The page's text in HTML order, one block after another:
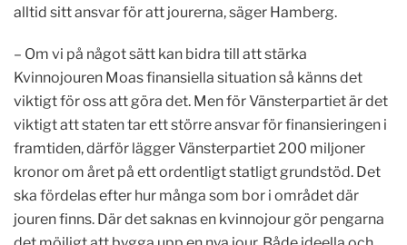
alltid sitt ansvar för att jourerna, säger Hamberg.
– Om vi på något sätt kan bidra till att stärka
Kvinnojouren Moas finansiella situation så känns det
viktigt för oss att göra det. Men för Vänsterpartiet är det
viktigt att staten tar ett större ansvar för finansieringen i
framtiden, därför lägger Vänsterpartiet 200 miljoner
kronor om året på ett ordentligt statligt grundstöd. Det
ska fördelas efter hur många som bor i området där
jouren finns. Där det saknas en kvinnojour gör pengarna